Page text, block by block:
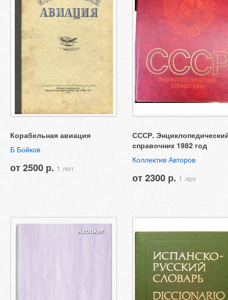
Корабельная авиация
Б Бойков
от 2500 р. 1 лот
СССР.
справочник 1982 год
Коллектив Авторов
от 2300 р. 1 лот